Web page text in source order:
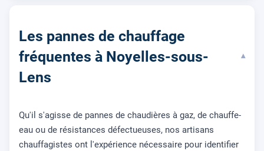
Les pannes de chauffage
fréquentes à Noyelles-sous-
Lens
▾
Qu'il s'agisse de pannes de chaudières à gaz, de chauffe-
eau ou de résistances défectueuses, nos artisans
chauffagistes ont l'expérience nécessaire pour identifier